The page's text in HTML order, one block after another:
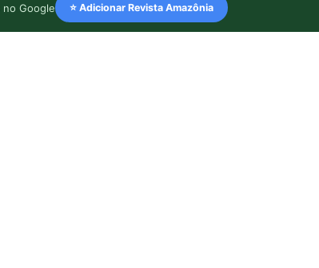
no Google ⭐ Adicionar Revista Amazônia